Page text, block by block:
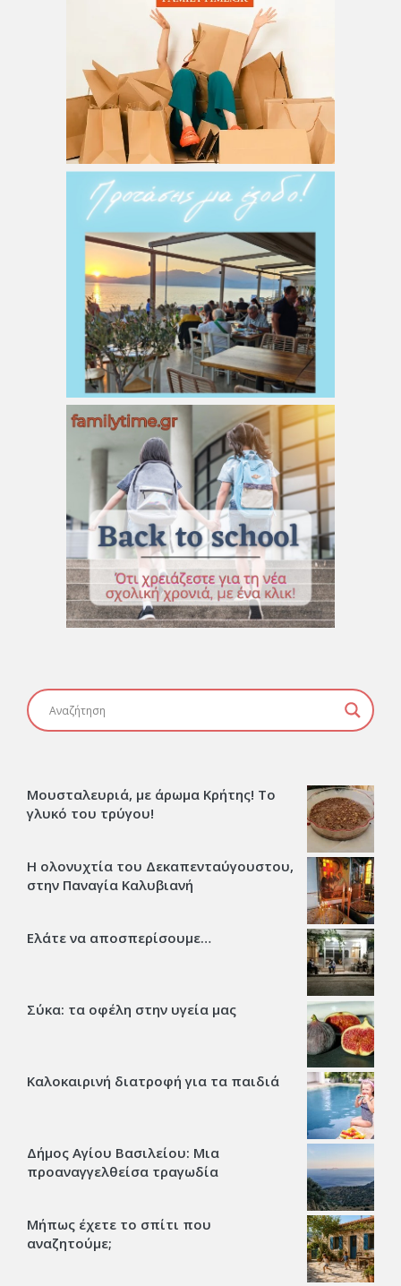
Μουσταλευριά, με άρωμα Κρήτης! Το
γλυκό του τρύγου!
Η ολονυχτία του Δεκαπενταύγουστου,
στην Παναγία Καλυβιανή
Ελάτε να αποσπερίσουμε…
Σύκα: τα οφέλη στην υγεία μας
Καλοκαιρινή διατροφή για τα παιδιά
Δήμος Αγίου Βασιλείου: Μια
προαναγγελθείσα τραγωδία
Μήπως έχετε το σπίτι που
αναζητούμε;